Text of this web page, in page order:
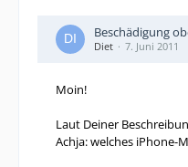
Beschädigung
Diet 7. Juni 2011
Moin!
Laut Deiner
Achja: welches iPhone-